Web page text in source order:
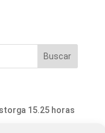
15.25 horas